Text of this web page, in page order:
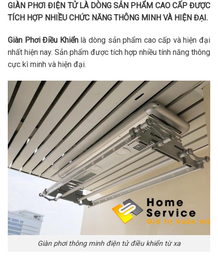
GIÀN PHƠIĐIỆN TỬLÀ DÒNG SẢN PHÂM CAO CẤP ĐƯỢC
TÍCH HỢP NHIỀU CHỨC NĂNG THÔNG MINH VÀ HIỆN ĐẠI.
Giàn Phơi Điều Khiểnlà dòng sản phẩm cao cấp và hiện đại
nhất hiện nay. Sản phẩm được tích hợp nhiều tính năng thông
cực kì minh và hiện đại.
Giàn phơi thông minh điện tử điều khiển từ xa